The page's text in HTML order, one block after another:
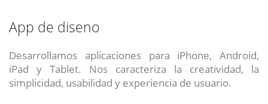
App de diseno
Desarrollamos aplicaciones para iPhone, Android,
iPad y Tablet. Nos caracteriza la creatividad, la
simplicidad, usabilidad y experiencia de usuario.